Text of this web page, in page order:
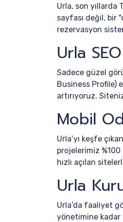
Urla, son yıllarda
sayfası değil, bir
rezervasyon
Urla
Sadece güzel
Business Profile)
artırıyoruz.
Mobil
Urla’yı keşfe
projelerimiz
hızlı açılan
Urla
Urla’da faaliyet
yönetimine kadar